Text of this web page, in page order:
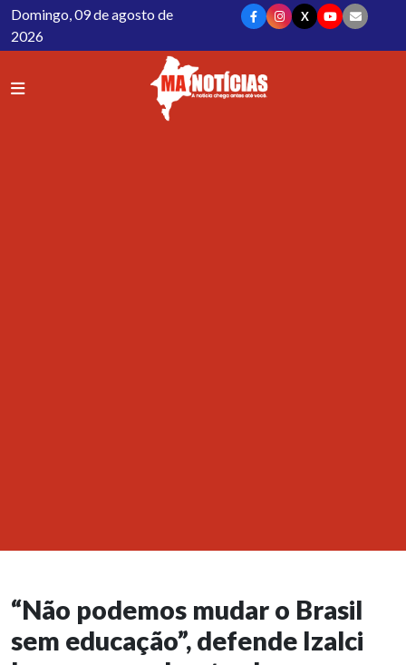
Domingo, 09 de agosto de
2026
X
“Não podemos mudar o Brasil
sem educação”, defende Izalci